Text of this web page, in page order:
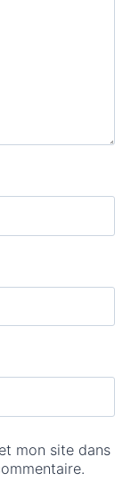
mon site dans